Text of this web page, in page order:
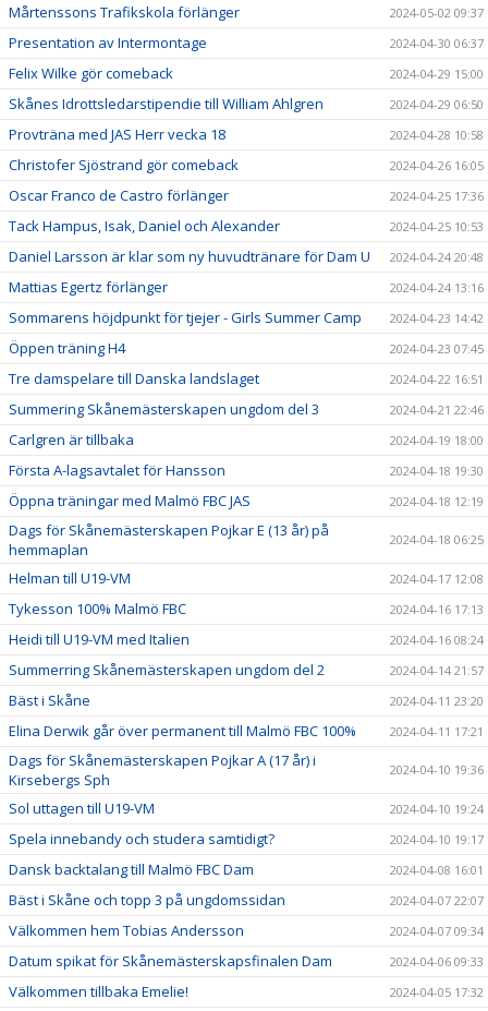
Mårtenssons Trafikskola förlänger 2024-05-02 09:37
Presentation av Intermontage 2024-04-30 06:37
Felix Wilke gör comeback 2024-04-29 15:00
Skånes Idrottsledarstipendie till William Ahlgren 2024-04-29 06:50
Provträna med JAS Herr vecka 18 2024-04-28 10:58
Christofer Sjöstrand gör comeback 2024-04-26 16:05
Oscar Franco de Castro förlänger 2024-04-25 17:36
Tack Hampus, Isak, Daniel och Alexander 2024-04-25 10:53
Daniel Larsson är klar som ny huvudtränare för Dam U 2024-04-24 20:48
Mattias Egertz förlänger 2024-04-24 13:16
Sommarens höjdpunkt för tjejer - Girls Summer Camp 2024-04-23 14:42
Öppen träning H4 2024-04-23 07:45
Tre damspelare till Danska landslaget 2024-04-22 16:51
Summering Skånemästerskapen ungdom del 3 2024-04-21 22:46
Carlgren är tillbaka 2024-04-19 18:00
Första A-lagsavtalet för Hansson 2024-04-18 19:30
Öppna träningar med Malmö FBC JAS 2024-04-18 12:19
Dags för Skånemästerskapen Pojkar E (13 år) på
hemmaplan
2024-04-18 06:25
Helman till U19-VM 2024-04-17 12:08
Tykesson 100% Malmö FBC 2024-04-16 17:13
Heidi till U19-VM med Italien 2024-04-16 08:24
Summerring Skånemästerskapen ungdom del 2 2024-04-14 21:57
Bäst i Skåne 2024-04-11 23:20
Elina Derwik går över permanent till Malmö FBC 100% 2024-04-11 17:21
Dags för Skånemästerskapen Pojkar A (17 år) i
Kirsebergs Sph
2024-04-10 19:36
Sol uttagen till U19-VM 2024-04-10 19:24
Spela innebandy och studera samtidigt? 2024-04-10 19:17
Dansk backtalang till Malmö FBC Dam 2024-04-08 16:01
Bäst i Skåne och topp 3 på ungdomssidan 2024-04-07 22:07
Välkommen hem Tobias Andersson 2024-04-07 09:34
Datum spikat för Skånemästerskapsfinalen Dam 2024-04-06 09:33
Välkommen tillbaka Emelie! 2024-04-05 17:32